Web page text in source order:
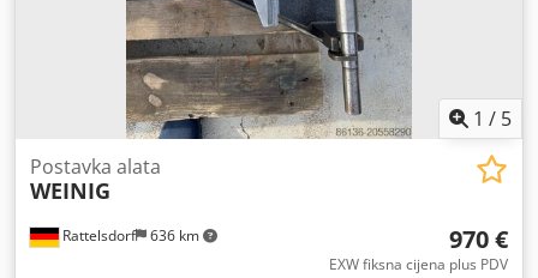
1 / 5
Rattelsdorf 636 km
Postavka alata
WEINIG
970 €
EXW fiksna cijena plus PDV